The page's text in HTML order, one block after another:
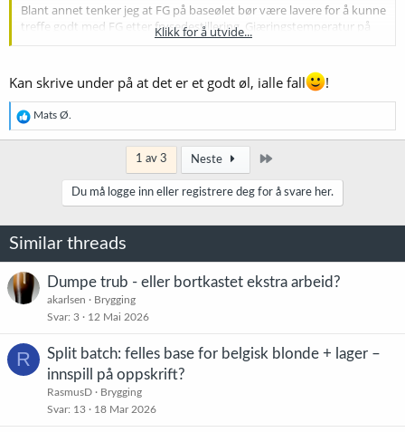
Blant annet tenker jeg at FG på baseølet bør være lavere for å kunne
treffe godt med FG etter frysedestillering. Gjæringstemperatur på
baseølet var også helt perfekt. 11 grader med 2308 fungerte ypperlig
Karboneringen kunne vært bedre. Ølet hadde godt skum, men jeg
synes selv det opplevdes bittelitt flatere enn jeg hadde ønsket.
Kanskje en dæsj med noe malt som fremmer skumfasthet litt
bedre?
Jeg var opprinnelig redd for oksidering på grunn av den primitive
metoden jeg brukte for å fjerne isen, men ingen tilbakemeldinger
pekte på at dette var problem i det ferdige ølet. Isåfall bærer ølet
Alt i alt, veldig fornøyd. Neste eisbock er under planlegging og jeg
gleder meg!
Klikk for å utvide...
Kan skrive under på at det er et godt øl, ialle fall !
R
e
a
r
Mats Ø.
1 av 3 Neste
Du må logge inn eller registrere deg for å svare her.
Similar threads
Dumpe trub - eller bortkastet ekstra arbeid?
akarlsen
Brygging
Svar 3 12 Mai 2026
R
Split batch: felles base for belgisk blonde + lager –
innspill på oppskrift?
RasmusD
Brygging
Svar 13 18 Mar 2026